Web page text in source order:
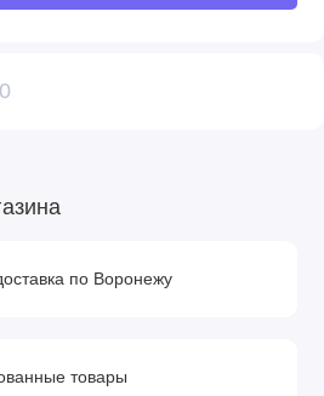
0
по Воронежу
товары